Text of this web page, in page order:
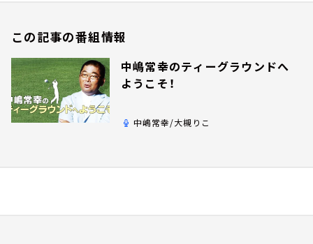
この記事の番組情報
中嶋常幸のティーグラウンドへ
ようこそ！
中嶋常幸/大槻りこ